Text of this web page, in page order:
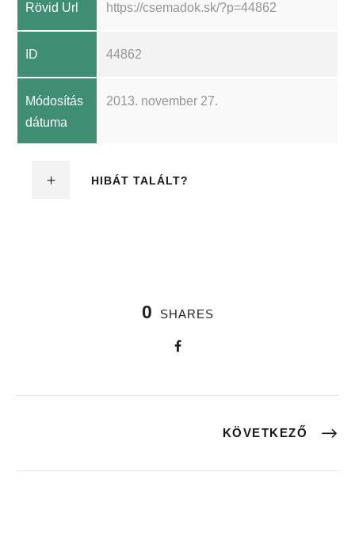
Rövid Url https://csemadok.sk/?p=44862
ID 44862
Módosítás
dátuma
2013. november 27.
HIBÁT TALÁLT?
0 SHARES
KÖVETKEZŐ